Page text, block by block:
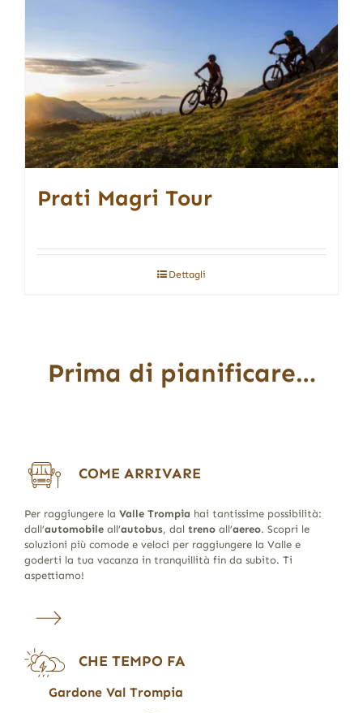
Prati Magri Tour
Dettagli
Prima di pianificare…
COME ARRIVARE
Per raggiungere la Valle Trompia hai tantissime possibilità:
dall’automobileall’autobus, dal trenoall’aereo. Scopri le
soluzioni più comode e veloci per raggiungere la Valle e
goderti la tua vacanza in tranquillità fin da subito. Ti
aspettiamo!
CHE TEMPO FA
Gardone Val Trompia